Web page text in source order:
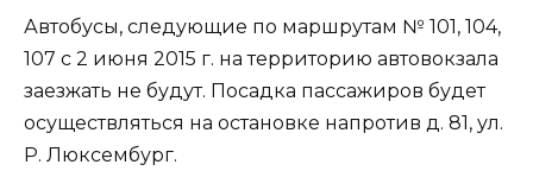
Автобусы, следующие по маршрутам № 101, 104,
107 с 2 июня 2015 г. на территорию автовокзала
заезжать не будут. Посадка пассажиров будет
осуществляться на остановке напротив д. 81, ул.
Р. Люксембург.